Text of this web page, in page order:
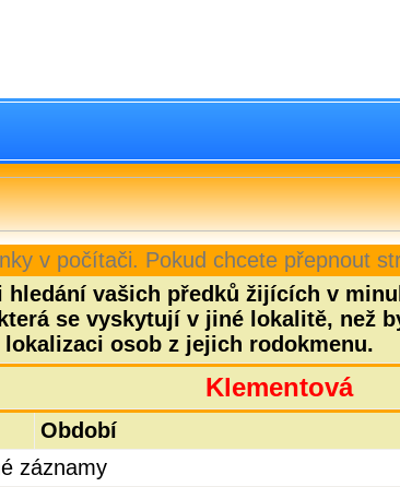
v počítači. Pokud chcete přepnout
vašich předků žijících v
se vyskytují v jiné lokalitě, než
osob z jejich rodokmenu.
Klementová
Období
záznamy